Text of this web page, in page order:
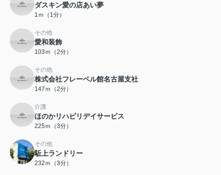
ダスキン愛の店あい夢
1ｍ（1分）
その他
愛和装飾
103ｍ（2分）
その他
株式会社フレーベル館名古屋支社
147ｍ（2分）
介護
ほのかリハビリデイサービス
225ｍ（3分）
その他
駈上ランドリー
232ｍ（3分）